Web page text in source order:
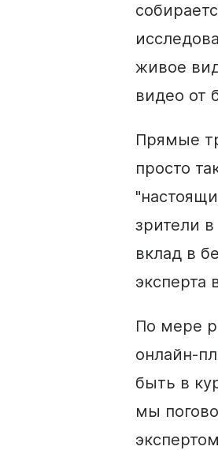
живое
видео от
Прямые
просто
зрители
вклад в
эксперта
По мере
онлайн-
быть в
мы